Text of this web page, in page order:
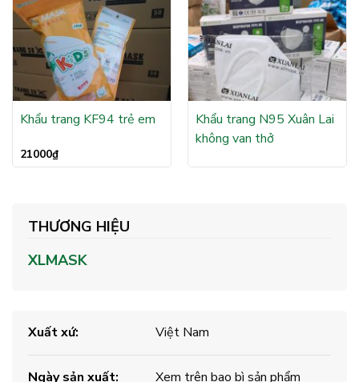
Khẩu trang KF94 trẻ em
21000₫
Khẩu trang N95 Xuân Lai
không van thở
THƯƠNG HIỆU
XLMASK
Xuất xứ: Việt Nam
Ngày sản xuất: Xem trên bao bì sản phẩm